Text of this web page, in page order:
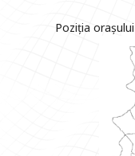
Poziția